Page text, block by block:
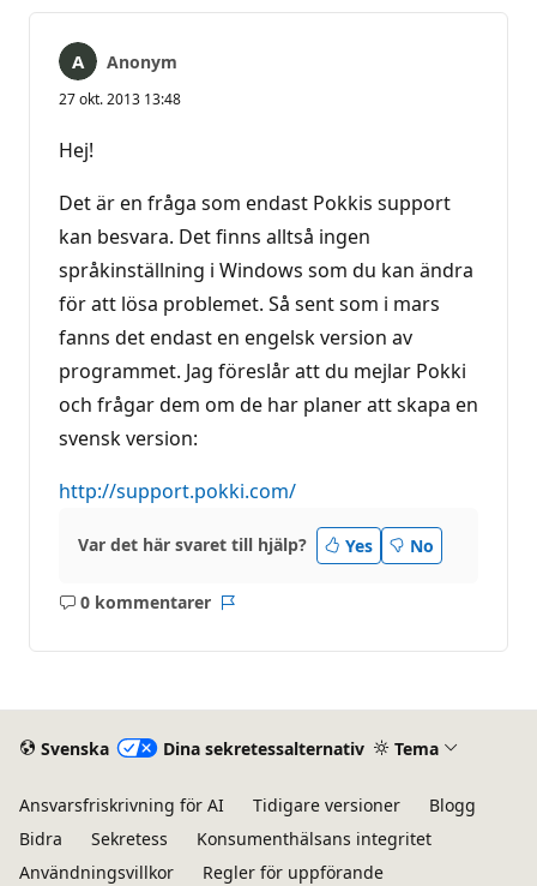
Anonym
27 okt. 2013 13:48
Hej!
Det är en fråga som endast Pokkis support
kan besvara. Det finns alltså ingen
språkinställning i Windows som du kan ändra
för att lösa problemet. Så sent som i mars
fanns det endast en engelsk version av
programmet. Jag föreslår att du mejlar Pokki
och frågar dem om de har planer att skapa en
svensk version:
http://support.pokki.com/
Var det här svaret till hjälp? Yes No
0 kommentarer
Inga
Svenska Dina sekretessalternativ Tema
Ansvarsfriskrivning för AI Tidigare versioner
Blogg
Bidra
Sekretess
Konsumenthälsans integritet
Användningsvillkor
Regler för uppförande